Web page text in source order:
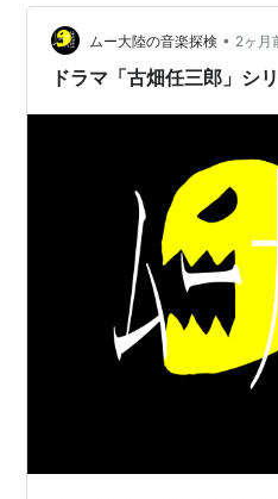
美しい人（1999年、TBS）
オヤジぃ。（2000年、TBS）
さよなら、小津先生（2001
明智小五郎対怪人二十面相
おとうさん（2002年、TBS）
新ニューヨーク恋物語（
夫婦。（2004年、TBS）
誰よりもママを愛す（2006
告発〜国選弁護人(2011年1月
の中に消えて』から2000年
で、時代を象徴する全19タイ
フィーチャーしたWEBサイ
ムー大陸の音楽探検 • 2ヶ月
ドラマ「古畑任三郎」シ